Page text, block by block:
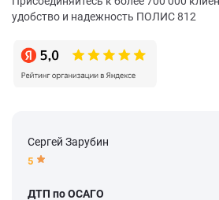
удобство и надежность ПОЛИС 812
Сергей Зарубин
5
ДТП по ОСАГО